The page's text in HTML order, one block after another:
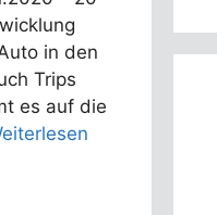
in den
Trips
es auf die